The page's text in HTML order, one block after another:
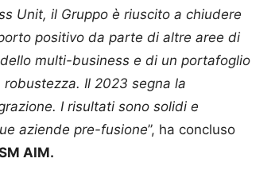
Unit, il Gruppo è riuscito a chiudere
positivo da parte di altre aree di
multi-business e di un portafoglio
Il 2023 segna la
I risultati sono solidi e
aziende pre-fusione”, ha concluso
AIM.